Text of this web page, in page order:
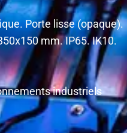
Porte lisse (opaque).
mm. IP65. IK10.
industriels